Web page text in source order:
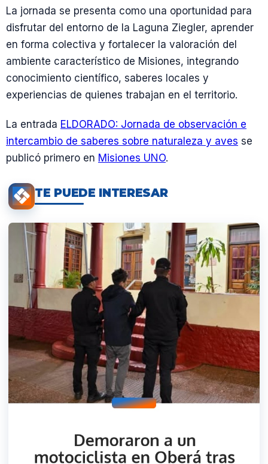
La jornada se presenta como una oportunidad para
disfrutar del entorno de la Laguna Ziegler, aprender
en forma colectiva y fortalecer la valoración del
ambiente característico de Misiones, integrando
conocimiento científico, saberes locales y
experiencias de quienes trabajan en el territorio.
La entrada ELDORADO: Jornada de observación e
intercambio de saberes sobre naturaleza y aves se
publicó primero en Misiones UNO.
TE PUEDE INTERESAR